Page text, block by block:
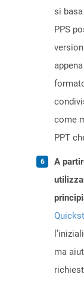
si
PPS
come
PPT
A
ma